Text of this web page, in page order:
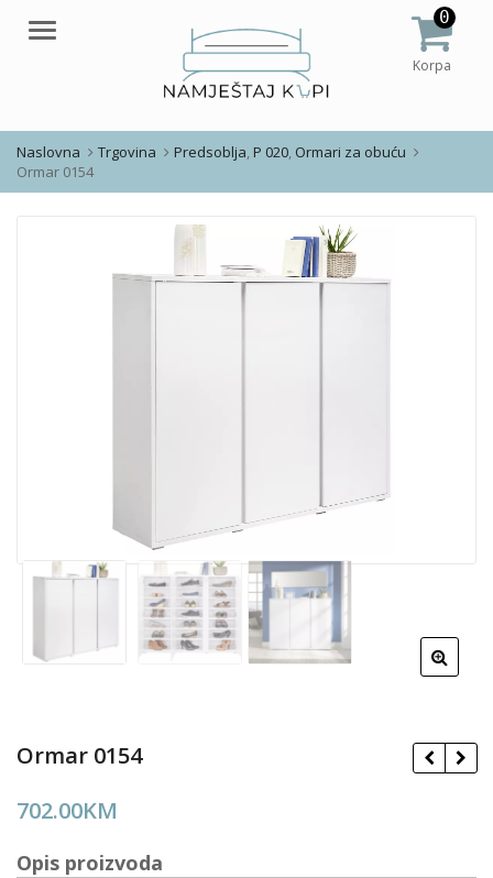
Meni
0
Korpa
Naslovna Trgovina Predsoblja,P 020, Ormari za obuću
Ormar 0154
Ormar 0154
702.00KM
Opis proizvoda